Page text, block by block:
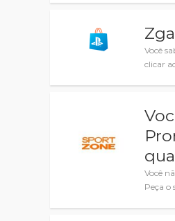
Você
clicar
Você
Peça o